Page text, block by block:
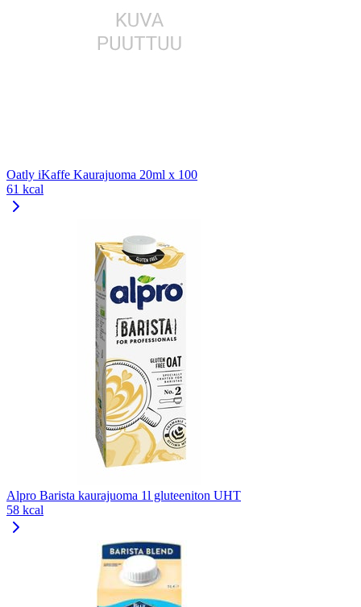
Oatly iKaffe Kaurajuoma 20ml x 100
61 kcal
Alpro Barista kaurajuoma 1l gluteeniton UHT
58 kcal